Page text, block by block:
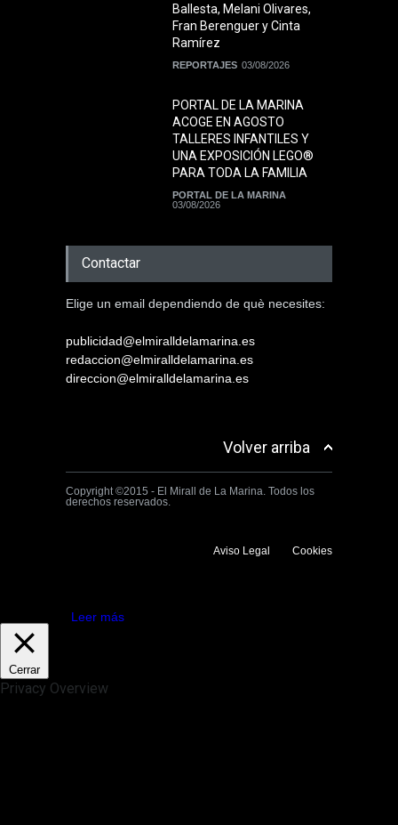
Ballesta, Melani Olivares,
Fran Berenguer y Cinta
Ramírez
REPORTAJES 03/08/2026
PORTAL DE LA MARINA
ACOGE EN AGOSTO
TALLERES INFANTILES Y
UNA EXPOSICIÓN LEGO®
PARA TODA LA FAMILIA
PORTAL DE LA MARINA
03/08/2026
Contactar
Elige un email dependiendo de què necesites:
publicidad@elmiralldelamarina.es
redaccion@elmiralldelamarina.es
direccion@elmiralldelamarina.es
Volver arriba
Copyright ©2015 - El Mirall de La Marina. Todos los
derechos reservados.
Aviso Legal Cookies
Leer más
Cerrar
Privacy Overview